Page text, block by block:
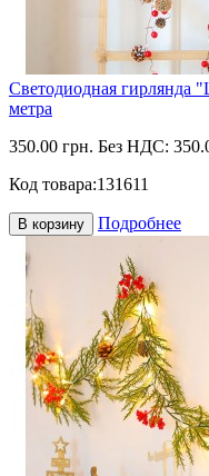
Светодиодная гирлянда
метра
350.00 грн. Без НДС:
Код товара:131611
В корзину Подробнее